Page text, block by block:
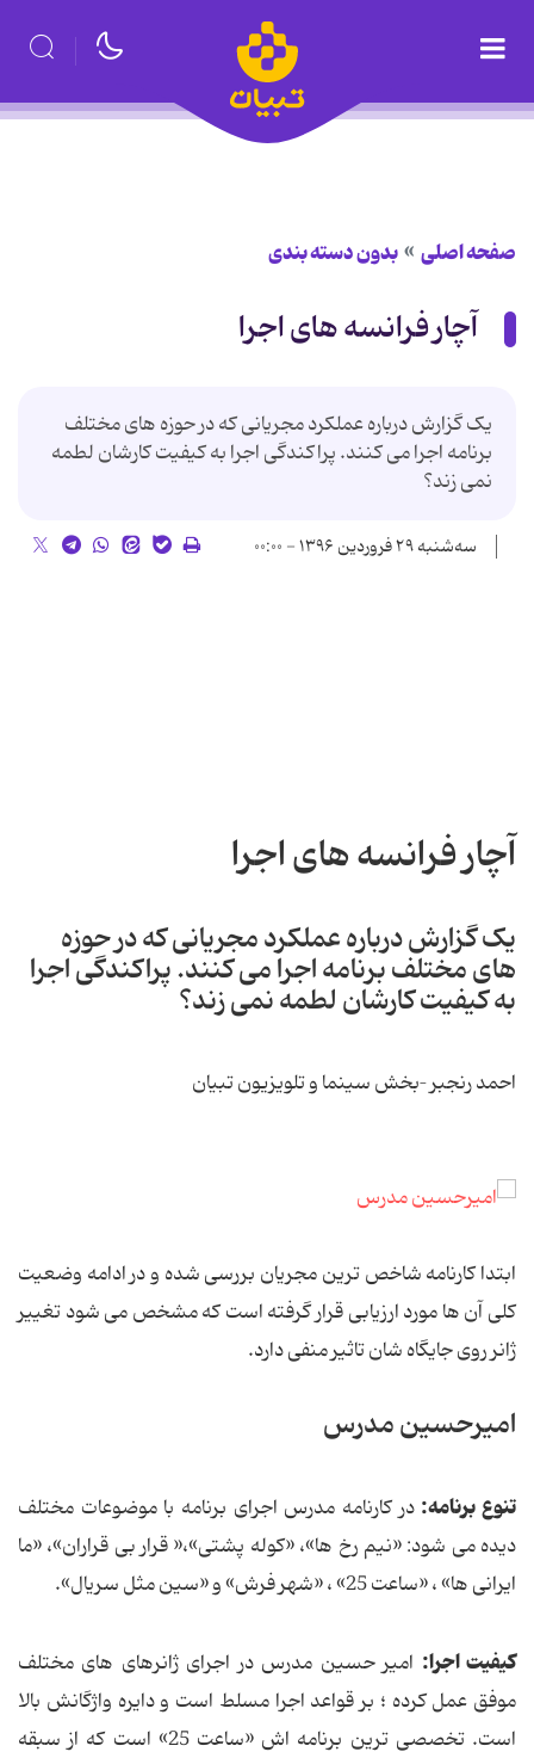
صفحه اصلی بدون دسته بندی
آچار فرانسه های اجرا
یک گزارش درباره عملکرد مجریانی که در حوزه های مختلف
برنامه اجرا می کنند. پراکندگی اجرا به کیفیت کارشان لطمه
نمی زند؟
سه‌شنبه ۲۹ فروردین ۱۳۹۶ - ۰۰:۰۰
آچار فرانسه های اجرا
یک گزارش درباره عملکرد مجریانی که در حوزه
های مختلف برنامه اجرا می کنند. پراکندگی اجرا
به کیفیت کارشان لطمه نمی زند؟
احمد رنجبر –بخش سینما و تلویزیون تبیان
ابتدا کارنامه شاخص ترین مجریان بررسی شده و در ادامه وضعیت
کلی آن ها مورد ارزیابی قرار گرفته است که مشخص می شود تغییر
ژانر روی جایگاه شان تاثیر منفی دارد.
امیرحسین مدرس
تنوع برنامه: در کارنامه مدرس اجرای برنامه با موضوعات مختلف
دیده می شود: «نیم رخ ها»، «کوله پشتی»،« قرار بی قراران»، «ما
ایرانی ها» ، «ساعت 25» ، «شهر فرش» و «سین مثل سریال».
کیفیت اجرا: امیر حسین مدرس در اجرای ژانرهای های مختلف
موفق عمل کرده ؛ بر قواعد اجرا مسلط است و دایره واژگانش بالا
است. تخصصی ترین برنامه اش «ساعت 25» است که از سبقه